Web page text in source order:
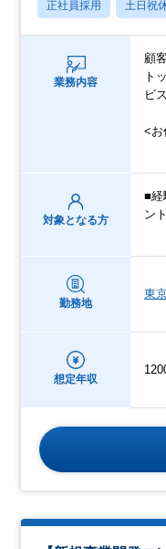
正社員採用 土日祝
業務内容
顧
ト
ビ
<お
対象となる方
■経
ン
勤務地
東
想定年収